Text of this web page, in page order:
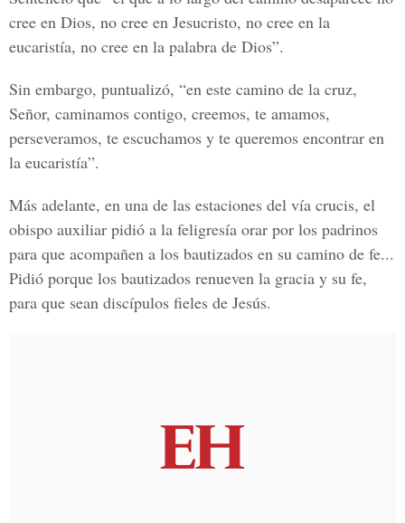
cree en Dios, no cree en Jesucristo, no cree en la
eucaristía, no cree en la palabra de Dios”.
Sin embargo, puntualizó, “en este camino de la cruz,
Señor, caminamos contigo, creemos, te amamos,
perseveramos, te escuchamos y te queremos encontrar en
la eucaristía”.
Más adelante, en una de las estaciones del vía crucis, el
obispo auxiliar pidió a la feligresía orar por los padrinos
para que acompañen a los bautizados en su camino de fe...
Pidió porque los bautizados renueven la gracia y su fe,
para que sean discípulos fieles de Jesús.